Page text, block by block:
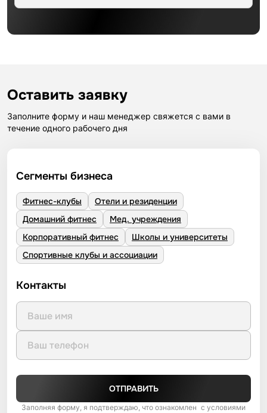
Оставить заявку
Заполните форму и наш менеджер свяжется с вами в
течение одного рабочего дня
Сегменты бизнеса
Фитнес-клубы
Отели и резиденции
Домашний фитнес
Мед. учреждения
Корпоративный фитнес
Школы и университеты
Спортивные клубы и ассоциации
Контакты
ОТПРАВИТЬ
Заполняя форму, я подтверждаю, что ознакомлен с условиями